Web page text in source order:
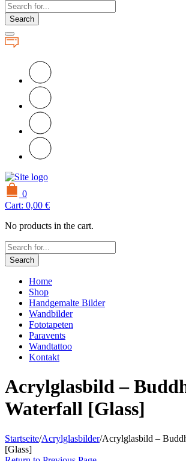
Search
0
Cart: 0,00 €
No products in the cart.
Search
Home
Shop
Handgemalte Bilder
Wandbilder
Fototapeten
Paravents
Wandtattoo
Kontakt
Acrylglasbild –
Waterfall [Glass]
Startseite/Acrylglasbilder/Acrylglasbild –
[Glass]